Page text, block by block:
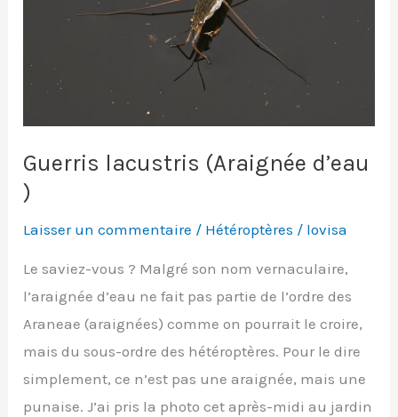
Guerris lacustris (Araignée d’eau
)
Laisser un commentaire / Hétéroptères / lovisa
Le saviez-vous ? Malgré son nom vernaculaire,
l’araignée d’eau ne fait pas partie de l’ordre des
Araneae (araignées) comme on pourrait le croire,
mais du sous-ordre des hétéroptères. Pour le dire
simplement, ce n’est pas une araignée, mais une
punaise. J’ai pris la photo cet après-midi au jardin